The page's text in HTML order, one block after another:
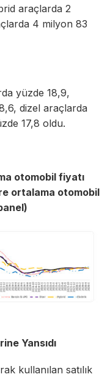
araçlarda 2
4 milyon 83
yüzde 18,9,
dizel araçlarda
17,8 oldu.
otomobil fiyatı
ortalama otomobil
Yansıdı
kullanılan satılık